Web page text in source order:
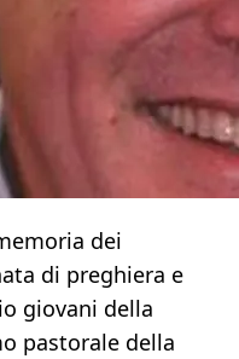
dei
di preghiera e
giovani della
pastorale della